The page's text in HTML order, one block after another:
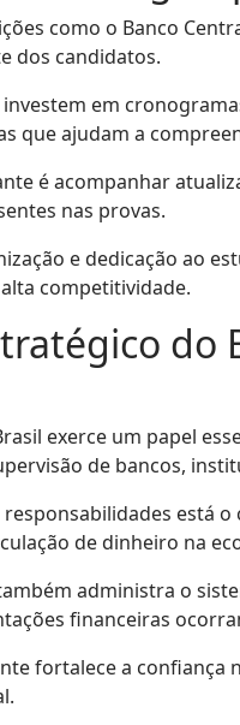
como o Banco
dos candidatos.
em
que ajudam a
é acompanhar
nas provas.
e dedicação ao
competitividade.
do
exerce um papel
de bancos,
responsabilidades está
de dinheiro na
administra o
financeiras
fortalece a